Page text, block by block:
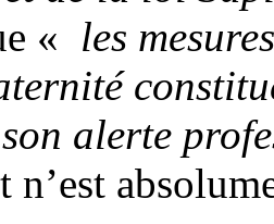
« les
alerte
n’est